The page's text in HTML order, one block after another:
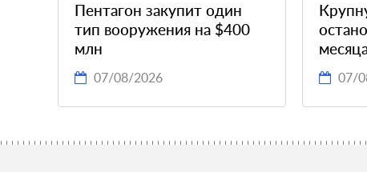
Пентагон закупит один
тип вооружения на $400
млн
07/08/2026 07/